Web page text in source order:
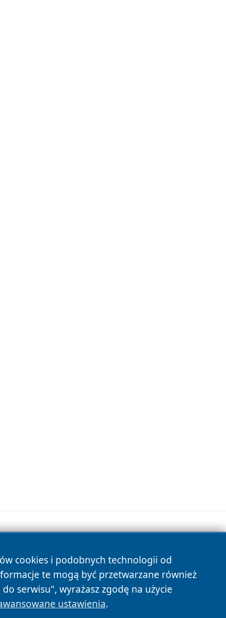
cookies i podobnych technologii od
te mogą być przetwarzane również
serwisu", wyrażasz zgodę na użycie
ustawienia.